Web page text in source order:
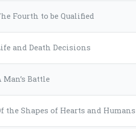
Fourth to be Qualified
and Death Decisions
Man’s Battle
the Shapes of Hearts and Humans